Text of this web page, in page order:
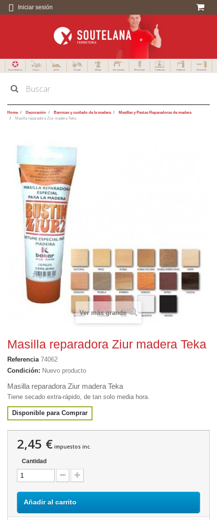
Iniciar sesión
Especialistas en Campo Jardín Forestal Menaje Herramientas Electricidad Calefacción Fontanería Decoración
Home Decoración Barnices y cuidado de la madera
Masillas y Pastas Reparadoras de madera
Masilla reparadora Ziur madera Teka
Ver más grande
Masilla reparadora Ziur madera Teka
Referencia 74062
Condición: Nuevo producto
Masilla reparadora Ziur madera Teka
Tiene secado extra-rápido, de tan solo media hora.
Disponible para Comprar
2,45 € impuestos inc.
Cantidad
Añadir al carrito